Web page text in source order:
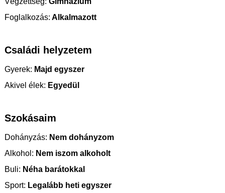
Foglalkozás: Alkalmazott
Családi helyzetem
Gyerek: Majd egyszer
Akivel élek: Egyedül
Szokásaim
Dohányzás: Nem dohányzom
Alkohol: Nem iszom alkoholt
Buli: Néha barátokkal
Sport: Legalább heti egyszer